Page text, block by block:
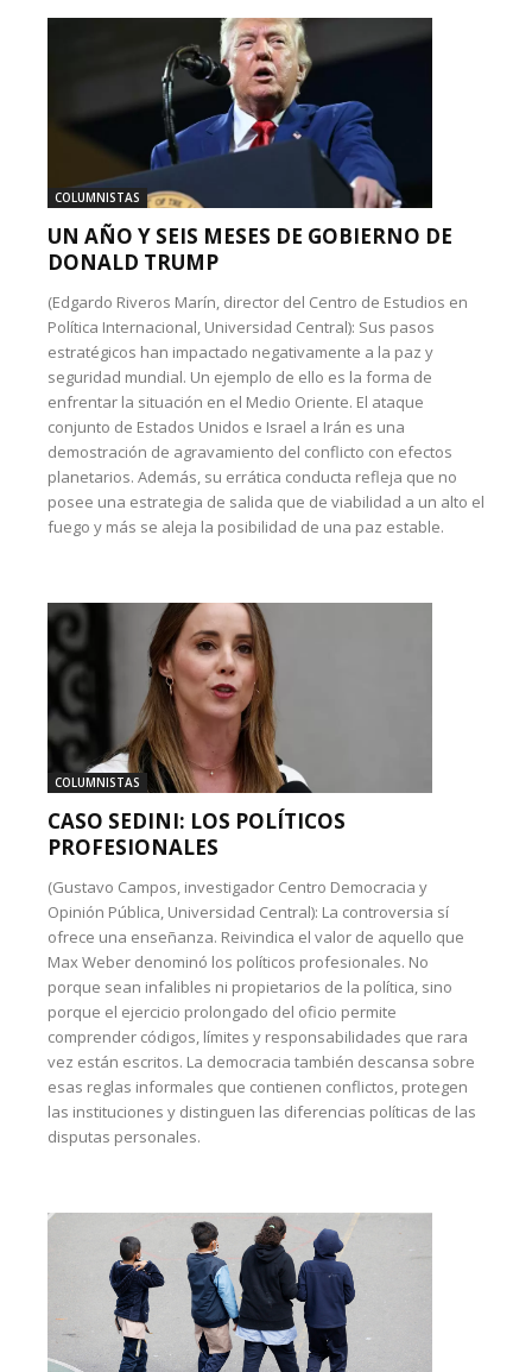
COLUMNISTAS
UN AÑO Y SEIS MESES DE GOBIERNO DE
DONALD TRUMP
(Edgardo Riveros Marín, director del Centro de Estudios en
Política Internacional, Universidad Central): Sus pasos
estratégicos han impactado negativamente a la paz y
seguridad mundial. Un ejemplo de ello es la forma de
enfrentar la situación en el Medio Oriente. El ataque
conjunto de Estados Unidos e Israel a Irán es una
demostración de agravamiento del conflicto con efectos
planetarios. Además, su errática conducta refleja que no
posee una estrategia de salida que de viabilidad a un alto el
fuego y más se aleja la posibilidad de una paz estable.
COLUMNISTAS
CASO SEDINI: LOS POLÍTICOS
PROFESIONALES
(Gustavo Campos, investigador Centro Democracia y
Opinión Pública, Universidad Central): La controversia sí
ofrece una enseñanza. Reivindica el valor de aquello que
Max Weber denominó los políticos profesionales. No
porque sean infalibles ni propietarios de la política, sino
porque el ejercicio prolongado del oficio permite
comprender códigos, límites y responsabilidades que rara
vez están escritos. La democracia también descansa sobre
esas reglas informales que contienen conflictos, protegen
las instituciones y distinguen las diferencias políticas de las
disputas personales.